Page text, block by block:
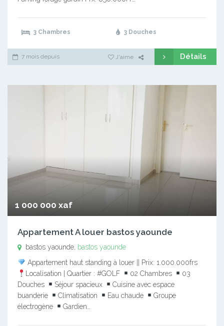
3 Chambres 3 Douches
7 mois depuis J'aime Détails
1 000 000 xaf
Appartement A louer bastos yaounde
bastos yaounde, bastos yaounde
Appartement haut standing à louer || Prix: 1.000.000frs
Localisation | Quartier : #GOLF
02 Chambres
03
Douches
Séjour spacieux
Cuisine avec espace
buanderie
Climatisation Eau chaude
Groupe
électrogène
Gardien…